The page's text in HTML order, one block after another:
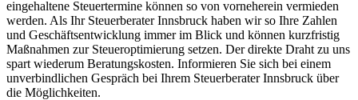
eingehaltene Steuertermine können so von vorneherein vermieden
werden. Als Ihr Steuerberater Innsbruck haben wir so Ihre Zahlen
und Geschäftsentwicklung immer im Blick und können kurzfristig
Maßnahmen zur Steueroptimierung setzen. Der direkte Draht zu uns
spart wiederum Beratungskosten. Informieren Sie sich bei einem
unverbindlichen Gespräch bei Ihrem Steuerberater Innsbruck über
die Möglichkeiten.